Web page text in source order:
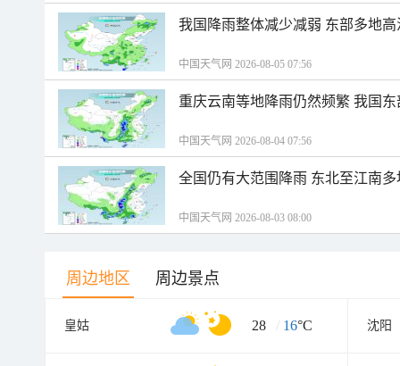
我国降雨整体减少减弱 东部多地
中国天气网 2026-08-05 07:56
重庆云南等地降雨仍然频繁 我国
中国天气网 2026-08-04 07:56
全国仍有大范围降雨 东北至江南
中国天气网 2026-08-03 08:00
周边地区 周边景点
皇姑 28 / 16°C 沈阳